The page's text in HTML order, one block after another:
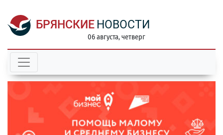
БРЯНСКИЕ НОВОСТИ
06 августа, четверг